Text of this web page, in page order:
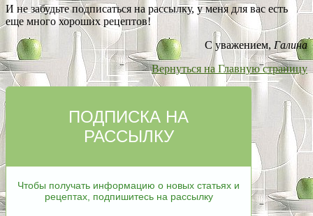
И не забудьте подписаться на рассылку, у меня для вас есть
еще много хороших рецептов!
С уважением, Галина
Вернуться на Главную страницу
ПОДПИСКА НА
РАССЫЛКУ
Чтобы получать информацию о новых статьях и
рецептах, подпишитесь на рассылку